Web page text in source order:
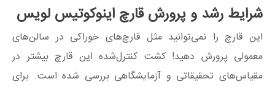
شرایط رشد و پرورش قارچ اینوکوتیس لویس
این قارچ را نمی‌توانید مثل قارچ‌های خوراکی در سالن‌های
معمولی پرورش دهید! کشت کنترل‌شده این قارچ بیشتر در
مقیاس‌های تحقیقاتی و آزمایشگاهی بررسی شده است. برای